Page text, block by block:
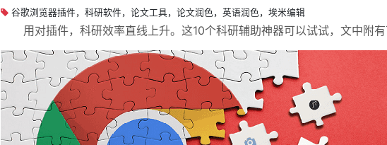
谷歌浏览器插件，科研软件，论文工具，论文润色，英语润色，埃米编辑
用对插件，科研效率直线上升。这10个科研辅助神器可以试试，文中附有